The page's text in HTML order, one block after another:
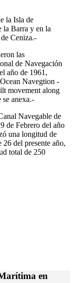
la Isla de
la Barra y en la
Ceniza.-
las
de Navegación
año de 1961,
Navegtion -
movement along
anexa.-
Navegable de
de Febrero del año
una longitud de
26 del presente año,
total de 250
en